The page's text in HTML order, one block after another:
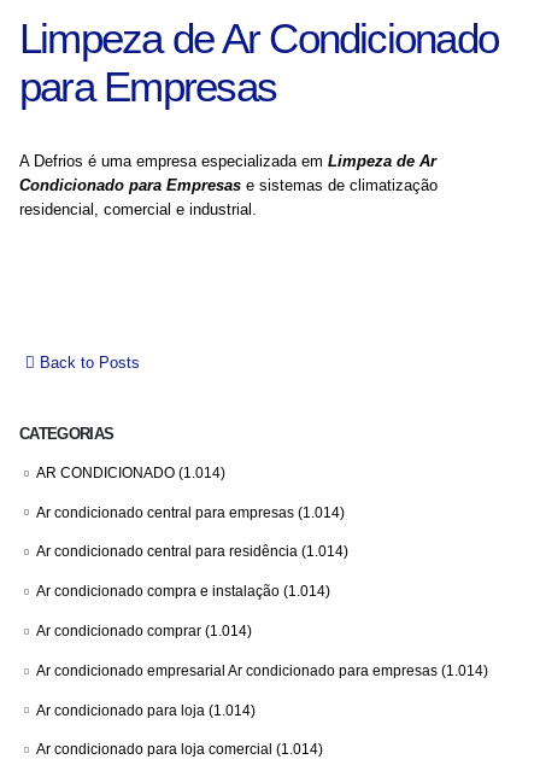
Limpeza de Ar Condicionado
para Empresas
A Defrios é uma empresa especializada em Limpeza de Ar
Condicionado para Empresas e sistemas de climatização
residencial, comercial e industrial.
Back to Posts
CATEGORIAS
AR CONDICIONADO (1.014)
Ar condicionado central para empresas (1.014)
Ar condicionado central para residência (1.014)
Ar condicionado compra e instalação (1.014)
Ar condicionado comprar (1.014)
Ar condicionado empresarial Ar condicionado para empresas (1.014)
Ar condicionado para loja (1.014)
Ar condicionado para loja comercial (1.014)